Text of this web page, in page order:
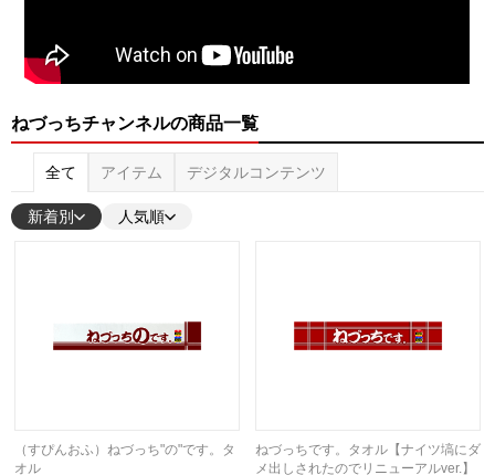
ねづっちチャンネルの商品一覧
全て アイテム デジタルコンテンツ
新着別 人気順
（すぴんおふ）ねづっち"の"です。タ
オル
ねづっちです。タオル【ナイツ塙にダ
メ出しされたのでリニューアルver.】